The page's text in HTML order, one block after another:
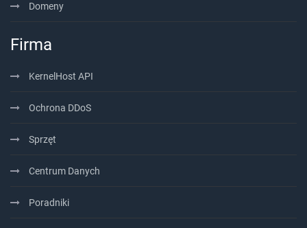
Domeny
Firma
KernelHost API
Ochrona DDoS
Sprzęt
Centrum Danych
Poradniki